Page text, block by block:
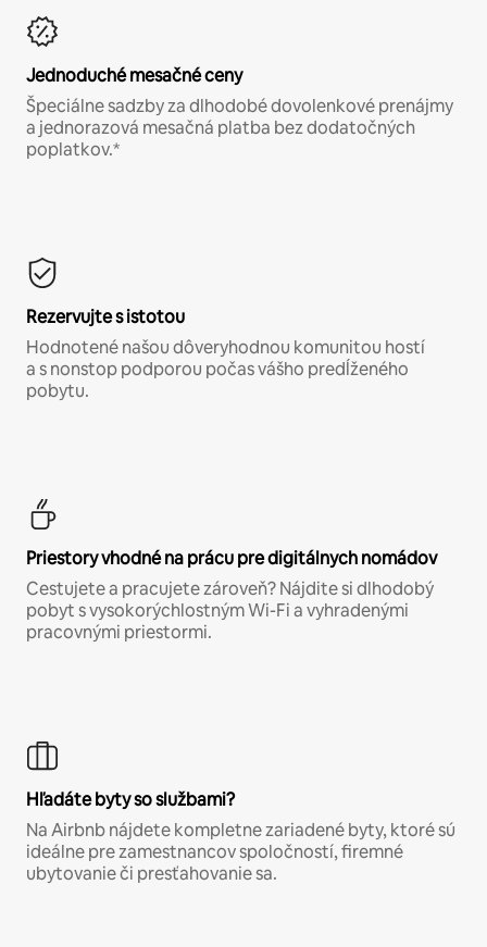
Jednoduché mesačné ceny
Špeciálne sadzby za dlhodobé dovolenkové prenájmy
a jednorazová mesačná platba bez dodatočných
poplatkov.*
Rezervujte s istotou
Hodnotené našou dôveryhodnou komunitou hostí
a s nonstop podporou počas vášho predĺženého
pobytu.
Priestory vhodné na prácu pre digitálnych nomádov
Cestujete a pracujete zároveň? Nájdite si dlhodobý
pobyt s vysokorýchlostným Wi-Fi a vyhradenými
pracovnými priestormi.
Hľadáte byty so službami?
Na Airbnb nájdete kompletne zariadené byty, ktoré sú
ideálne pre zamestnancov spoločností, firemné
ubytovanie či presťahovanie sa.